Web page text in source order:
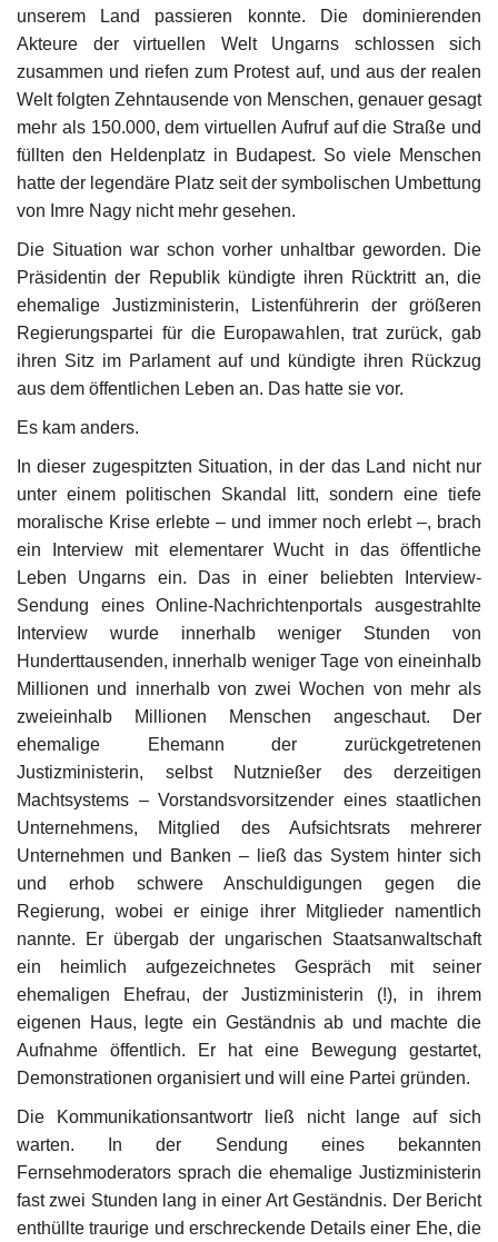
unserem Land passieren konnte. Die dominierenden
Akteure der virtuellen Welt Ungarns schlossen sich
zusammen und riefen zum Protest auf, und aus der realen
Welt folgten Zehntausende von Menschen, genauer gesagt
mehr als 150.000, dem virtuellen Aufruf auf die Straße und
füllten den Heldenplatz in Budapest. So viele Menschen
hatte der legendäre Platz seit der symbolischen Umbettung
von Imre Nagy nicht mehr gesehen.
Die Situation war schon vorher unhaltbar geworden. Die
Präsidentin der Republik kündigte ihren Rücktritt an, die
ehemalige Justizministerin, Listenführerin der größeren
Regierungspartei für die Europawahlen, trat zurück, gab
ihren Sitz im Parlament auf und kündigte ihren Rückzug
aus dem öffentlichen Leben an. Das hatte sie vor.
Es kam anders.
In dieser zugespitzten Situation, in der das Land nicht nur
unter einem politischen Skandal litt, sondern eine tiefe
moralische Krise erlebte – und immer noch erlebt –, brach
ein Interview mit elementarer Wucht in das öffentliche
Leben Ungarns ein. Das in einer beliebten Interview-
Sendung eines Online-Nachrichtenportals ausgestrahlte
Interview wurde innerhalb weniger Stunden von
Hunderttausenden, innerhalb weniger Tage von eineinhalb
Millionen und innerhalb von zwei Wochen von mehr als
zweieinhalb Millionen Menschen angeschaut. Der
ehemalige Ehemann der zurückgetretenen
Justizministerin, selbst Nutznießer des derzeitigen
Machtsystems – Vorstandsvorsitzender eines staatlichen
Unternehmens, Mitglied des Aufsichtsrats mehrerer
Unternehmen und Banken – ließ das System hinter sich
und erhob schwere Anschuldigungen gegen die
Regierung, wobei er einige ihrer Mitglieder namentlich
nannte. Er übergab der ungarischen Staatsanwaltschaft
ein heimlich aufgezeichnetes Gespräch mit seiner
ehemaligen Ehefrau, der Justizministerin (!), in ihrem
eigenen Haus, legte ein Geständnis ab und machte die
Aufnahme öffentlich. Er hat eine Bewegung gestartet,
Demonstrationen organisiert und will eine Partei gründen.
Die Kommunikationsantwortr ließ nicht lange auf sich
warten. In der Sendung eines bekannten
Fernsehmoderators sprach die ehemalige Justizministerin
fast zwei Stunden lang in einer Art Geständnis. Der Bericht
enthüllte traurige und erschreckende Details einer Ehe, die